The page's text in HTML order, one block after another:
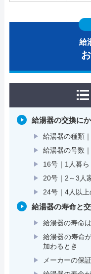
給
給湯器の交換に
給湯器の種類
給湯器の号数
16号｜1人暮
20号｜2～3人
24号｜4人以
給湯器の寿命と
給湯器の寿命
給湯器の寿命
加わるとき
メーカーの保